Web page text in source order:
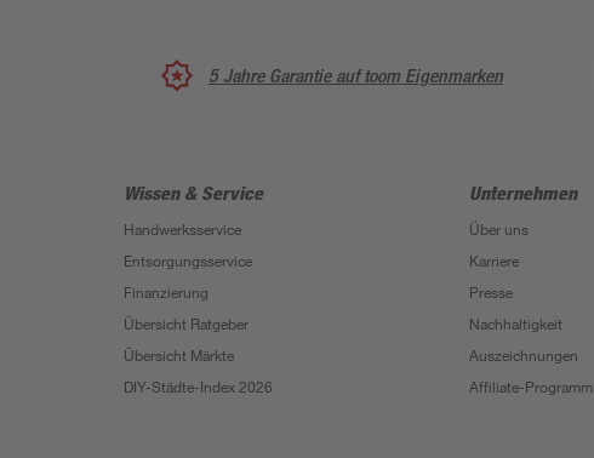
5 Jahre Garantie auf toom Eigenmarken
Wissen & Service
Handwerksservice
Entsorgungsservice
Finanzierung
Übersicht Ratgeber
Übersicht Märkte
DIY-Städte-Index 2026
Unternehmen
Über uns
Karriere
Presse
Nachhaltigkeit
Auszeichnungen
Affiliate-Programm